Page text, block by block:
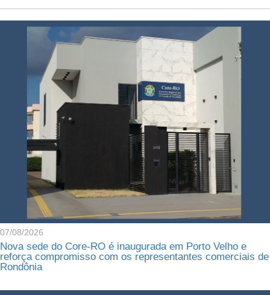
07/08/2026
Nova sede do Core-RO é inaugurada em Porto Velho e
reforça compromisso com os representantes comerciais de
Rondônia